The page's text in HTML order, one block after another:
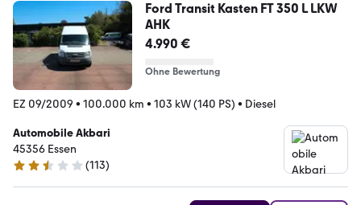
Ford Transit Kasten FT 350 L LKW
AHK
4.990 €
Ohne Bewertung
EZ 09/2009 • 100.000 km • 103 kW (140 PS) • Diesel
Automobile Akbari
45356 Essen
2.7 Sterne
(113)